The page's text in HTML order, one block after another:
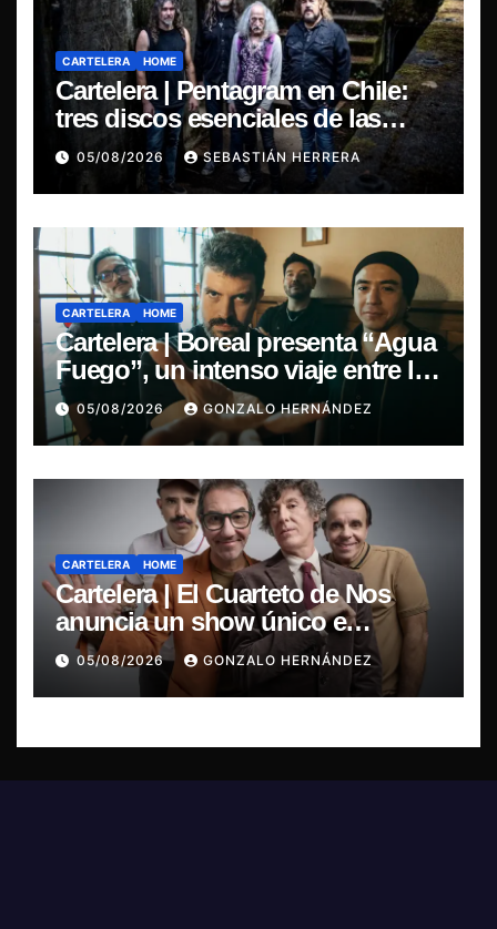
CARTELERA HOME
Cartelera | Pentagram en Chile:
tres discos esenciales de las
leyendas del doom
05/08/2026 SEBASTIÁN HERRERA
CARTELERA HOME
Cartelera | Boreal presenta “Agua
Fuego”, un intenso viaje entre la
pasión y la desilusión
05/08/2026 GONZALO HERNÁNDEZ
CARTELERA HOME
Cartelera | El Cuarteto de Nos
anuncia un show único e
irrepetible en el Movistar Arena
05/08/2026 GONZALO HERNÁNDEZ